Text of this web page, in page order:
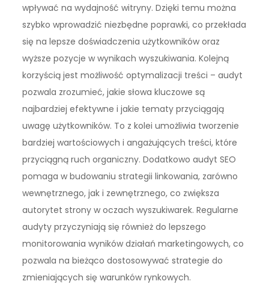
wpływać na wydajność witryny. Dzięki temu można
szybko wprowadzić niezbędne poprawki, co przekłada
się na lepsze doświadczenia użytkowników oraz
wyższe pozycje w wynikach wyszukiwania. Kolejną
korzyścią jest możliwość optymalizacji treści – audyt
pozwala zrozumieć, jakie słowa kluczowe są
najbardziej efektywne i jakie tematy przyciągają
uwagę użytkowników. To z kolei umożliwia tworzenie
bardziej wartościowych i angażujących treści, które
przyciągną ruch organiczny. Dodatkowo audyt SEO
pomaga w budowaniu strategii linkowania, zarówno
wewnętrznego, jak i zewnętrznego, co zwiększa
autorytet strony w oczach wyszukiwarek. Regularne
audyty przyczyniają się również do lepszego
monitorowania wyników działań marketingowych, co
pozwala na bieżąco dostosowywać strategie do
zmieniających się warunków rynkowych.